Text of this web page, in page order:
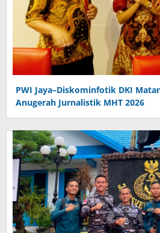
PWI Jaya–Diskominfotik DKI
Anugerah Jurnalistik MHT 2026